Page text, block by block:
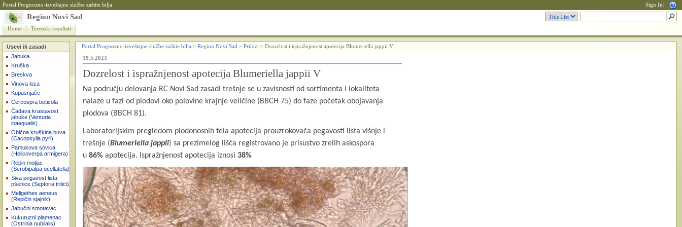
Portal Prognozno-izveštajne službe zaštite bilja Sign In
Region Novi Sad
Home Terenski rezultati
Usevi ili zasadi
Jabuka
Kruška
Breskva
Vinova loza
Kupusnjače
Cercospra beticola
Čađava krastavost
jabuke (Venturia
inaequalis)
Obična kruškina buva
(Cacopsylla pyri)
Pamukova sovica
(Helicoverpa armigera)
Repin moljac
(Scrobipalpa ocellatella)
Siva pegavost lista
pšenice (Septoria tritici)
Meligethes aeneus
(Repičin sjajnik)
Jabučni smotavac
Kukuruzni plamenac
(Ostrinia nubilalis)
Portal Prognozno-izveštajne službe zaštite bilja > Region Novi Sad > Prilozi > Dozrelost i ispražnjenost apotecija Blumeriella jappii V
19.5.2023
Dozrelost i ispražnjenost apotecija Blumeriella jappii V
Na području delovanja RC Novi Sad zasadi trešnje se u zavisnosti od sortimenta i lokaliteta
nalaze u fazi od plodovi oko polovine krajnje veličine (BBCH 75) do faze početak obojavanja
plodova (BBCH 81).
Laboratorijskim pregledom plodonosnih tela apotecija prouzrokovača pegavosti lista višnje i
trešnje (Blumeriella jappii) sa prezimelog lišća registrovano je prisustvo zrelih askospora
u 86% apotecija. Ispražnjenost apotecija iznosi 38%